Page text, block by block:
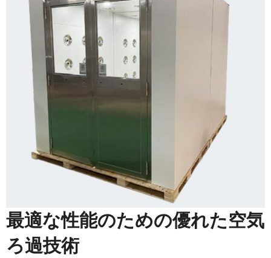
最適な性能のための優れた空気
ろ過技術